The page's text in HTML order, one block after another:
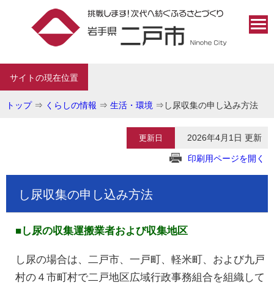
サイトの現在位置
トップ⇒ くらしの情報 ⇒ 生活・環境 ⇒ し尿収集の申し込み方法
更新日 2026年4月1日 更新
印刷用ページを開く
し尿収集の申し込み方法
■し尿の収集運搬業者および収集地区
し尿の場合は、二戸市、一戸町、軽米町、および九戸
村の４市町村で二戸地区広域行政事務組合を組織して